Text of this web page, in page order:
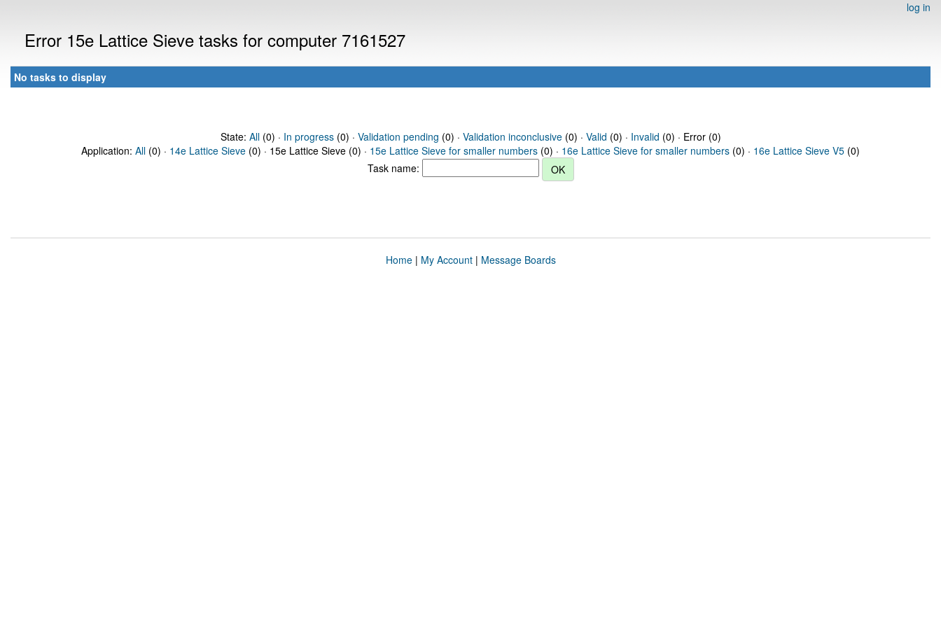
log in
Error 15e Lattice Sieve tasks for computer 7161527
No tasks to display
State: All(0) · In progress(0) · Validation pending (0) · Validation inconclusive(0) · Valid (0) · Invalid (0) · Error (0)
Application: All (0) · 14e Lattice Sieve (0) · 15e Lattice Sieve (0) · 15e Lattice Sieve for smaller numbers (0) · 16e Lattice Sieve for smaller numbers (0) · 16e Lattice Sieve V5 (0)
Task name:
Home| My Account| Message Boards